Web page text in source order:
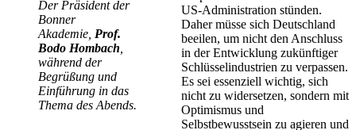
Der Präsident der
Bonner
Akademie, Prof.
Bodo Hombach
während der
Begrüßung und
Einführung in das
Thema des Abends.
US-Administration stünden.
Daher müsse sich Deutschland
beeilen, um nicht den Anschluss
in der Entwicklung zukünftiger
Schlüsselindustrien zu verpassen.
Es sei essenziell wichtig, sich
nicht zu widersetzen, sondern mit
Optimismus und
Selbstbewusstsein zu agieren und